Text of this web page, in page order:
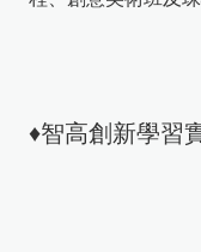
♦智高創新學習